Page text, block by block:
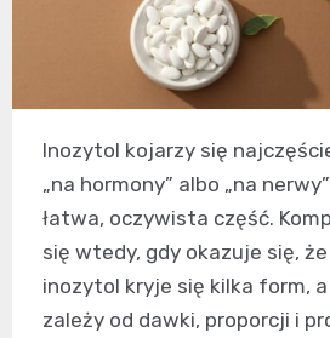
Inozytol kojarzy się
„na hormony” albo „na
łatwa, oczywista część.
się wtedy, gdy okazuje się, że
inozytol kryje się kilka form, a
zależy od dawki, proporcji i